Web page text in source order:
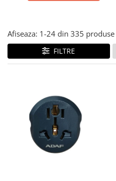
Afiseaza: 1-24 din 335 produse
FILTRE